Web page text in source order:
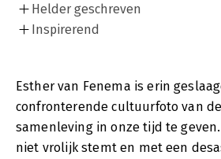
Helder geschreven
Inspirerend
Esther van Fenema is erin
confronterende cultuurfoto van
samenleving in onze tijd te
niet vrolijk stemt en met een